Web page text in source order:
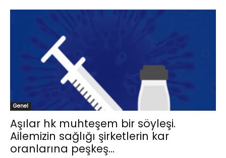
Genel
Aşılar hk muhteşem bir söyleşi.
Ailemizin sağlığı şirketlerin kar
oranlarına peşkeş...